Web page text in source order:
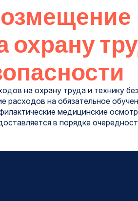
охрану
на охрану труда и технику
расходов на обязательное
медицинские
в порядке